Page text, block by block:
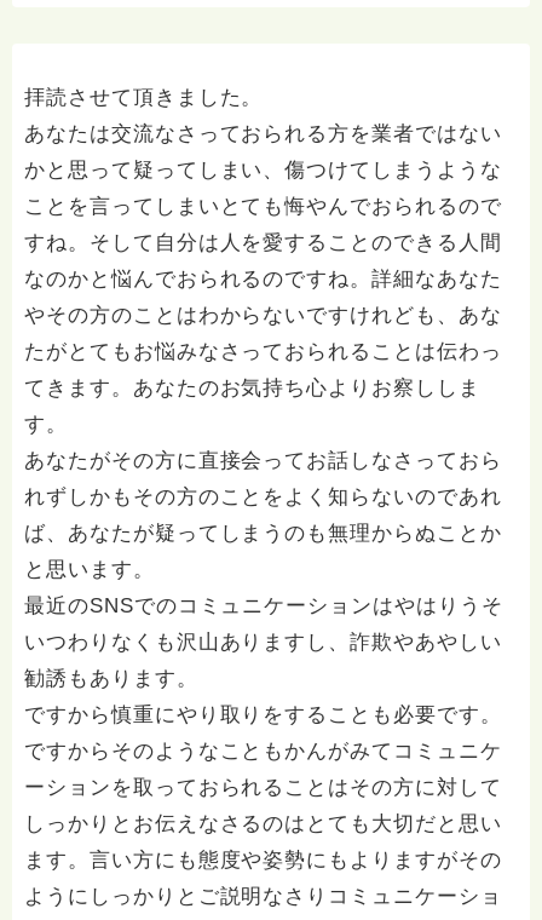
拝読させて頂きました。
あなたは交流なさっておられる方を業者ではない
かと思って疑ってしまい、傷つけてしまうような
ことを言ってしまいとても悔やんでおられるので
すね。そして自分は人を愛することのできる人間
なのかと悩んでおられるのですね。詳細なあなた
やその方のことはわからないですけれども、あな
たがとてもお悩みなさっておられることは伝わっ
てきます。あなたのお気持ち心よりお察ししま
す。
あなたがその方に直接会ってお話しなさっておら
れずしかもその方のことをよく知らないのであれ
ば、あなたが疑ってしまうのも無理からぬことか
と思います。
最近のSNSでのコミュニケーションはやはりうそ
いつわりなくも沢山ありますし、詐欺やあやしい
勧誘もあります。
ですから慎重にやり取りをすることも必要です。
ですからそのようなこともかんがみてコミュニケ
ーションを取っておられることはその方に対して
しっかりとお伝えなさるのはとても大切だと思い
ます。言い方にも態度や姿勢にもよりますがその
ようにしっかりとご説明なさりコミュニケーショ